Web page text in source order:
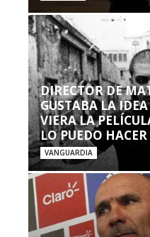
DIRECTOR DE
GUSTABA LA
VIERA LA
LO PUEDO
VANGUARDIA